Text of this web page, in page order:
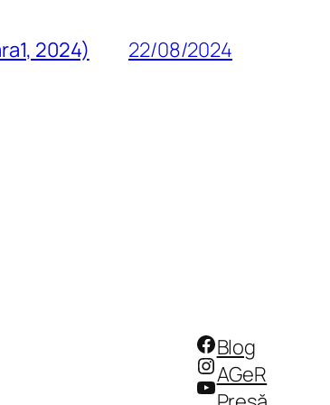
2024) 22/08/2024
Facebook
Instagram
YouTube
Blog
AGeR